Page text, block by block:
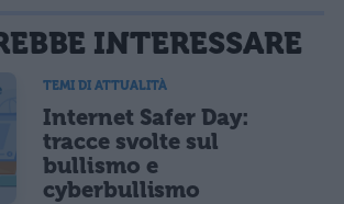
INTERESSARE
TEMI DI ATTUALITÀ
Internet Safer Day:
tracce svolte sul
bullismo e
cyberbullismo